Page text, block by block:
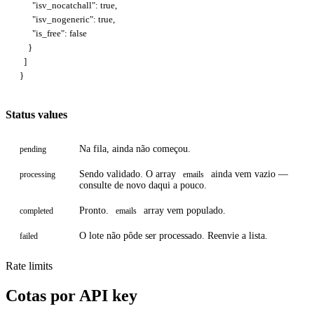
      "isv_nocatchall": true,
      "isv_nogeneric": true,
      "is_free": false
    }
  ]
}
Status values
pending Na fila, ainda não começou.
processing Sendo validado. O array emails
ainda vem vazio —
consulte de novo daqui a pouco.
completed Pronto. emails array vem populado.
failed O lote não pôde ser processado. Reenvie a lista.
Rate limits
Cotas por API key